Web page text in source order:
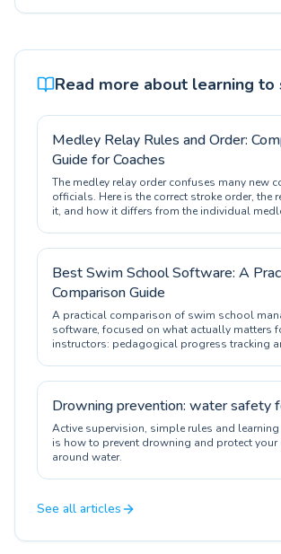
Read more about learning to
Medley Relay Rules and Order:
Guide for Coaches
The medley relay order confuses many new
officials. Here is the correct stroke order, the
it, and how it differs from the individual
Best Swim School Software: A
Comparison Guide
A practical comparison of swim school
software, focused on what actually matters
instructors: pedagogical progress tracking
Drowning prevention: water safety
Active supervision, simple rules and
is how to prevent drowning and protect your
around water.
See all articles